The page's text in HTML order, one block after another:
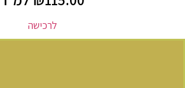
לרכישה